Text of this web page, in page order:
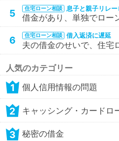
5 住宅ローン相談 息子と親子リレ
借金があり、単独でロー
6 住宅ローン相談 借入返済に遅延
夫の借金のせいで、住宅
人気のカテゴリー
1 個人信用情報の問題
2 キャッシング・カードロ
3 秘密の借金